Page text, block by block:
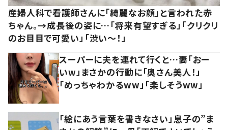
産婦人科で看護師さんに「綺麗なお顔」と言われた赤
ちゃん。→成長後の姿に…「将来有望すぎる」「クリクリ
のお目目で可愛い」「渋い～！」
スーパーに夫を連れて行くと…妻「おー
いw」まさかの行動に「奥さん美人！」
「めっちゃわかるww」「楽しそうww」
「絵にあう言葉を書きなさい」息子の”ま